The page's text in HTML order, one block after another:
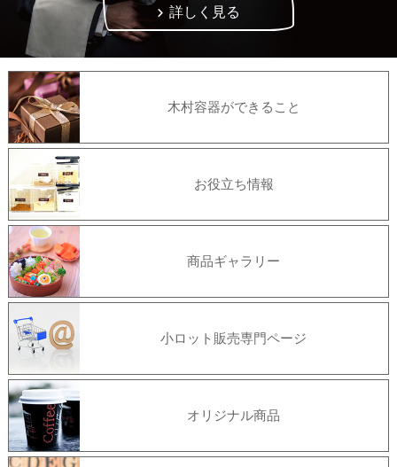
詳しく見る
木村容器ができること
お役立ち情報
商品ギャラリー
小ロット販売専門ページ
オリジナル商品